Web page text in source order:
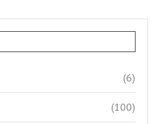
(6)
(100)